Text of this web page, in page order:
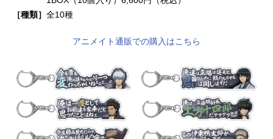
［種類］ 全10種
アニメイト通販での購入はこちら